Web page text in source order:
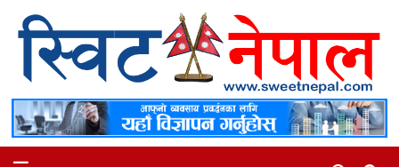
समाचार
स्थानीय
मनोरञ्जन